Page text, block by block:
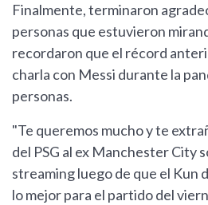
Finalmente, terminaron
personas que estuvieron
recordaron que el récord
charla con Messi durante la
personas.
"Te queremos mucho y te
del PSG al ex Manchester City
streaming luego de que el Kun
lo mejor para el partido del